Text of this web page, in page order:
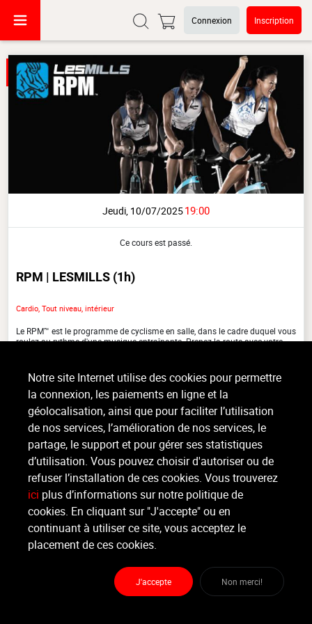
Connexion Inscription
Jeudi, 10/07/202519:00
Ce cours est passé.
RPM | LESMILLS(1h)
Cardio, Tout niveau, intérieur
Le RPM™ est le programme de cyclisme en salle, dans le cadre duquel vous
roulez au rythme d'une musique entraînante. Prenez la route avec votre
Organisateur
REVOLUTION FITNESS
Moniteur
Non renseigné
Lieu : Revolution Fitness
Chaussée Romaine 244 - 4300 Waremme
Partager
Notre site Internet utilise des cookies pour permettre
la connexion, les paiements en ligne et la
géolocalisation, ainsi que pour faciliter l’utilisation
de nos services, l’amélioration de nos services, le
partage, le support et pour gérer ses statistiques
d’utilisation. Vous pouvez choisir d'autoriser ou de
refuser l’installation de ces cookies. Vous trouverez
ici plus d’informations sur notre politique de
cookies. En cliquant sur "J'accepte" ou en
continuant à utiliser ce site, vous acceptez le
placement de ces cookies.
J'accepte Non merci!